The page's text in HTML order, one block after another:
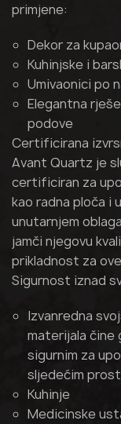
primjene:
Dekor za
Kuhinjske i
Umivaonici po
Elegantna
podove
Certificirana
Avant Quartz je
certificiran za
kao radna ploča i u
unutarnjem
jamči njegovu
prikladnost za
Sigurnost iznad
Izvanredna
materijala čine
sigurnim za
sljedećim
Kuhinje
Medicinske